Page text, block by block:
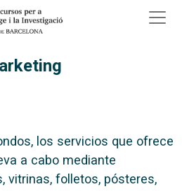
Pasar al contenido principal
los servicios que ofrece
a cabo mediante
vitrinas, folletos, pósteres,